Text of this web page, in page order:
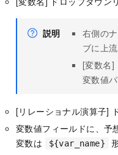
説明 右側の
ブに上
[変数名]
変数値
[リレーショナル演算子]
変数値フィールドに、予
変数は
${var_name}